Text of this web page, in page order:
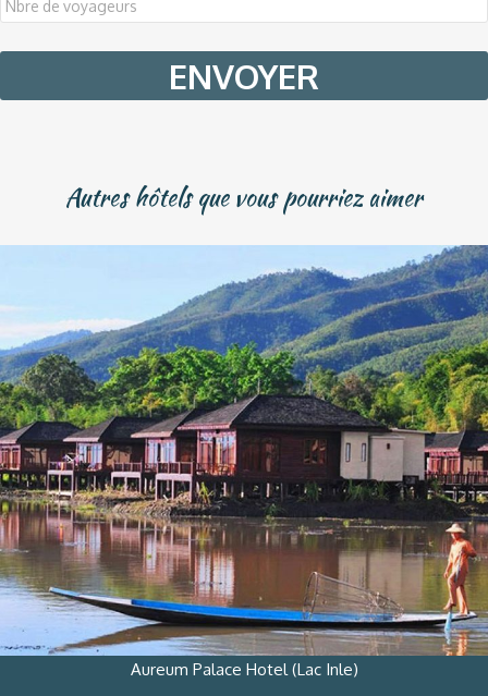
slash
MM
Autres hôtels que vous pourriez aimer
Aureum Palace Hotel (Lac Inle)